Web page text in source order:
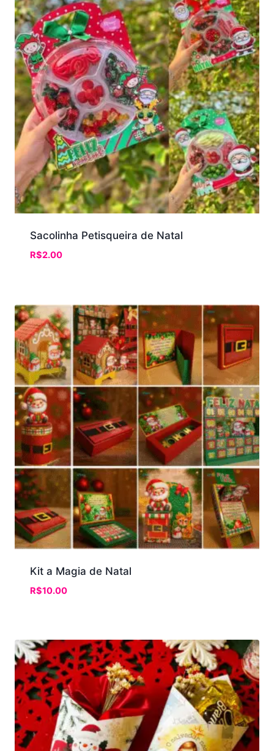
Sacolinha Petisqueira de Natal
R$2.00
Kit a Magia de Natal
R$10.00